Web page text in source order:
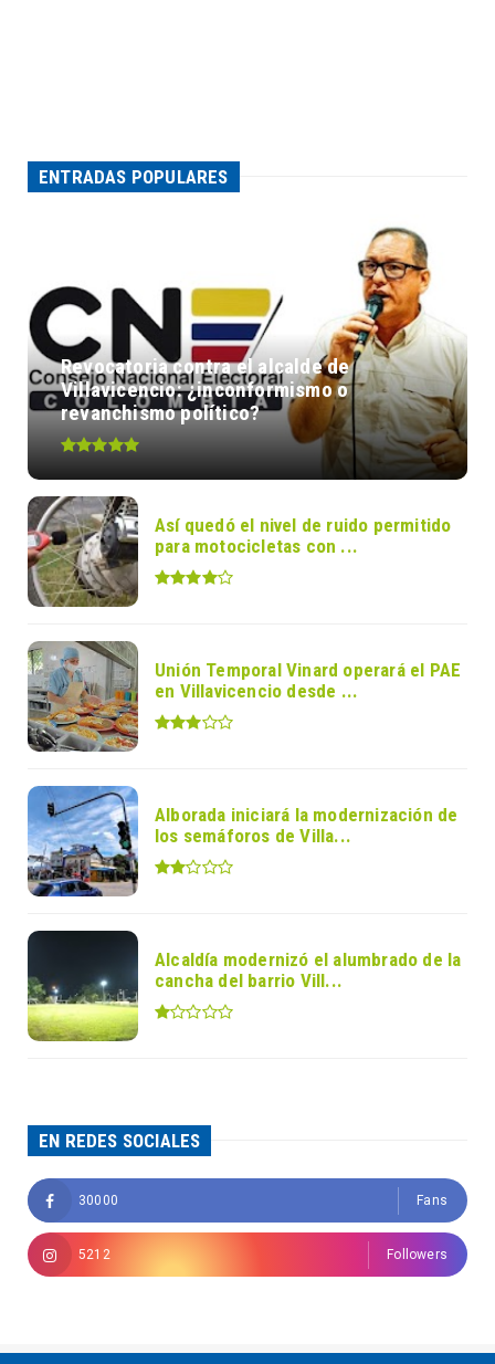
ENTRADAS POPULARES
Revocatoria contra el alcalde de
Villavicencio: ¿inconformismo o
revanchismo político?
Así quedó el nivel de ruido permitido
para motocicletas con ...
Unión Temporal Vinard operará el PAE
en Villavicencio desde ...
Alborada iniciará la modernización de
los semáforos de Villa...
Alcaldía modernizó el alumbrado de la
cancha del barrio Vill...
EN REDES SOCIALES
30000 Fans
5212 Followers